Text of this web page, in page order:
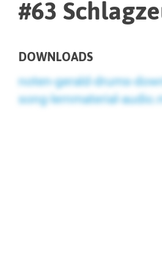
#63
DOWNLOADS
noten-gerald-drums-
song-lernmaterial-